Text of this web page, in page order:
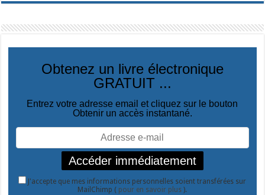
Obtenez un livre électronique
GRATUIT ...
Entrez votre adresse email et cliquez sur le bouton
Obtenir un accès instantané.
J'accepte que mes informations personnelles soient transférées sur
MailChimp ( pour en savoir plus).